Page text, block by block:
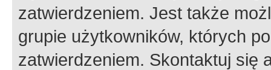
zatwierdzeniem. Jest także
grupie użytkowników, których
zatwierdzeniem. Skontaktuj się